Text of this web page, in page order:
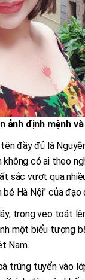
ảnh định mệnh
đầy đủ là
có ai theo
sắc vượt qua
bé Hà Nội" của đạo
trong veo toát
một biểu tượng
Nam.
trúng tuyển vào